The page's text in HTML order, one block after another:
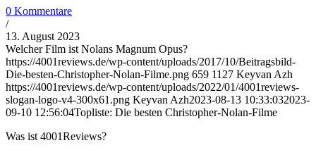
0 Kommentare
/
13. August 2023
Welcher Film ist Nolans Magnum Opus?
https://4001reviews.de/wp-content/uploads/2017/10/Beitragsbild-
Die-besten-Christopher-Nolan-Filme.png 659 1127 Keyvan Azh
https://4001reviews.de/wp-content/uploads/2022/01/4001reviews-
slogan-logo-v4-300x61.png Keyvan Azh2023-08-13 10:33:032023-
09-10 12:56:04Topliste: Die besten Christopher-Nolan-Filme
Was ist 4001Reviews?